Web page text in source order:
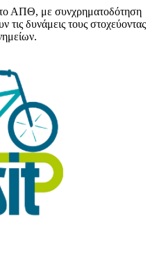
ΑΠΘ, με συνχρηματοδότηση
δυνάμεις τους στοχεύοντας